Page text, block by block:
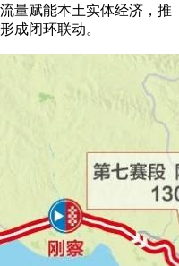
量赋能本土实体经济，推
成闭环联动。